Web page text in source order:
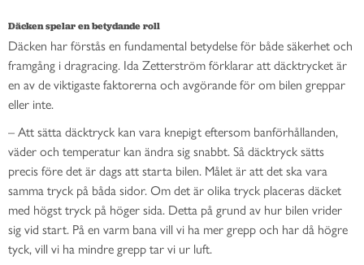
Däcken spelar en betydande roll
Däcken har förstås en fundamental betydelse för både säkerhet och
framgång i dragracing. Ida Zetterström förklarar att däcktrycket är
en av de viktigaste faktorerna och avgörande för om bilen greppar
eller inte.
– Att sätta däcktryck kan vara knepigt eftersom banförhållanden,
väder och temperatur kan ändra sig snabbt. Så däcktryck sätts
precis före det är dags att starta bilen. Målet är att det ska vara
samma tryck på båda sidor. Om det är olika tryck placeras däcket
med högst tryck på höger sida. Detta på grund av hur bilen vrider
sig vid start. På en varm bana vill vi ha mer grepp och har då högre
tyck, vill vi ha mindre grepp tar vi ur luft.